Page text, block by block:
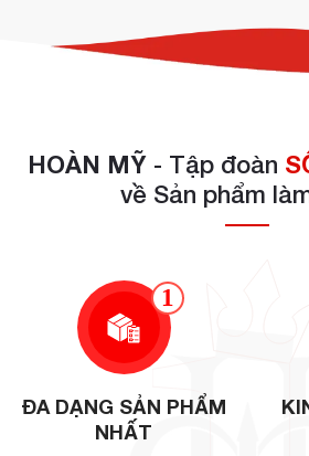
HOÀN MỸ- Tập đoàn
về Sản phẩm
1
ĐA DẠNG SẢN PHẨM
NHẤT